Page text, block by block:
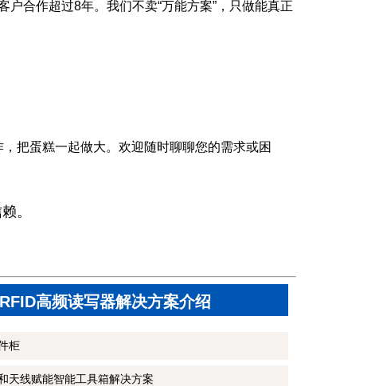
合作超过8年。我们不卖“万能方案”，只做能真正
把蛋糕一起做大。欢迎随时聊聊您的需求或困
。
RFID高频读写器解决方案介绍
柜
天线赋能智能工具箱解决方案